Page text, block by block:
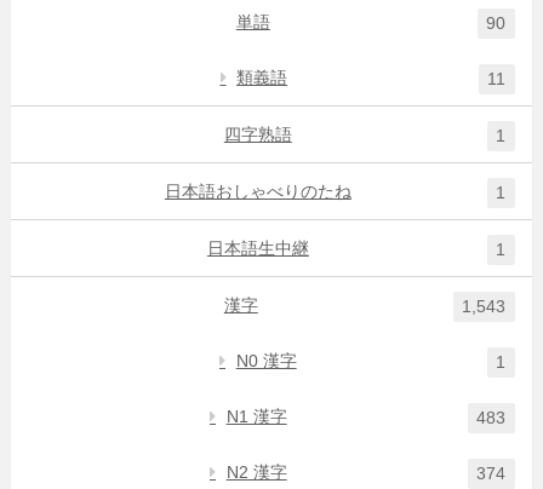
単語 90
類義語 11
四字熟語 1
日本語おしゃべりのたね 1
日本語生中継 1
漢字 1,543
N0 漢字 1
N1 漢字 483
N2 漢字 374